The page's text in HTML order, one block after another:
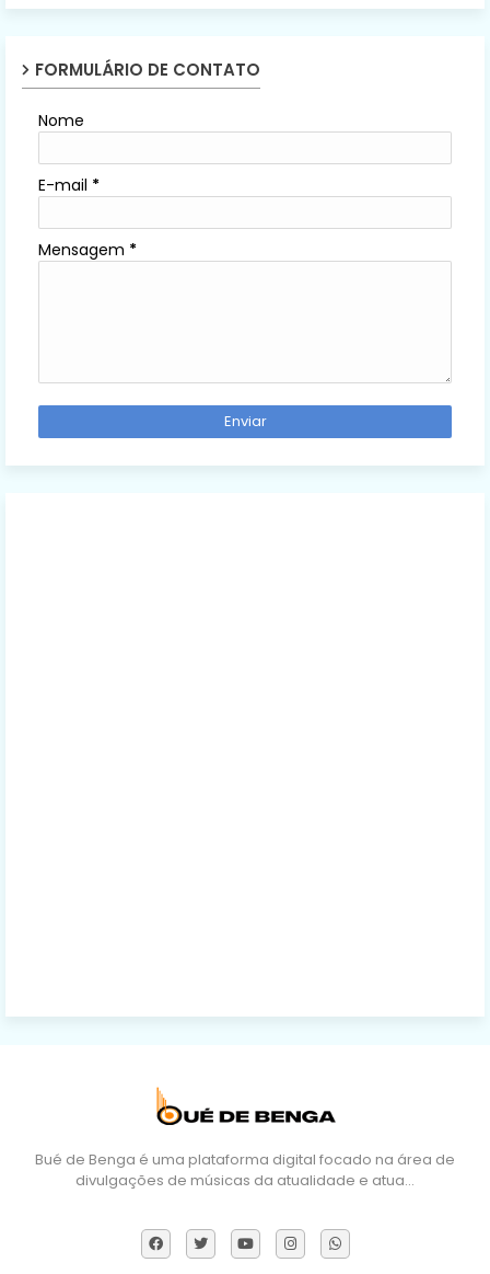
FORMULÁRIO DE CONTATO
Nome
E-mail *
Mensagem *
Bué de Benga é uma plataforma digital focado na área de
divulgações de músicas da atualidade e atua…